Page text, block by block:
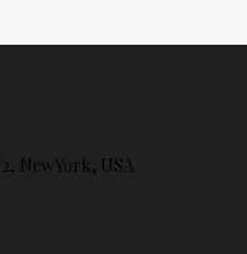
2, NewYork, USA